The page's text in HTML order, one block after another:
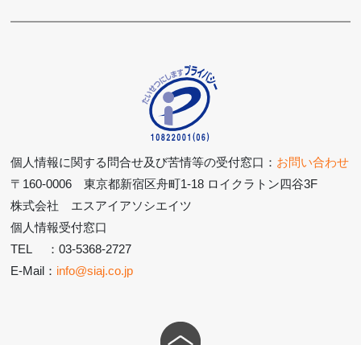
個人情報に関する問合せ及び苦情等の受付窓口： お問い合わせ
〒160-0006 東京都新宿区舟町1-18 ロイクラトン四谷3F
株式会社 エスアイアソシエイツ
個人情報受付窓口
TEL ：03-5368-2727
E-Mail： info@siaj.co.jp